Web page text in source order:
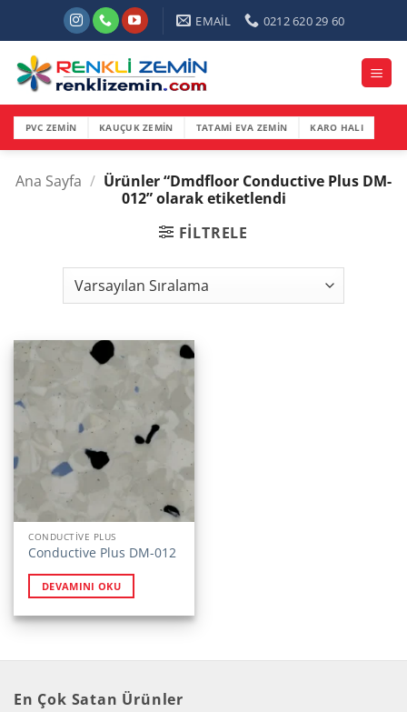
EMAİL 0212 620 29 60
PVC ZEMİN KAUÇUK ZEMİN TATAMİ EVA ZEMİN KARO HALI
Ana Sayfa / Ürünler “Dmdfloor Conductive Plus DM-
012” olarak etiketlendi
FILTRELE
CONDUCTİVE PLUS
Conductive Plus DM-012
DEVAMINI OKU
En Çok Satan Ürünler